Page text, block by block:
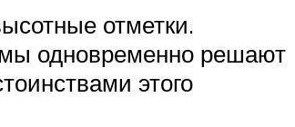
отметки.
одновременно решают
этого